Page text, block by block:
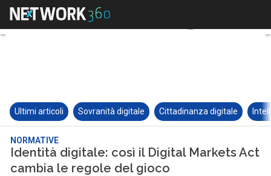
Ultimi articoli Sovranità digitale Cittadinanza digitale
NORMATIVE
Identità digitale: così il Digital Markets Act
cambia le regole del gioco